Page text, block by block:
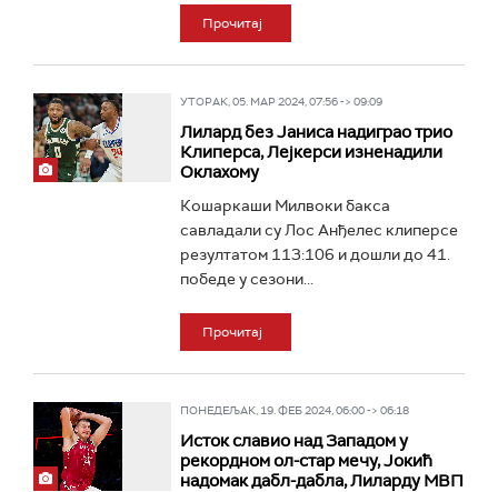
Прочитај
УТОРАК, 05. МАР 2024, 07:56 -> 09:09
Лилард без Јаниса надиграо трио
Клиперса, Лејкерси изненадили
Оклахому
Кошаркаши Милвоки бакса
савладали су Лос Анђелес клиперсе
резултатом 113:106 и дошли до 41.
победе у сезони...
Прочитај
ПОНЕДЕЉАК, 19. ФЕБ 2024, 06:00 -> 06:18
Исток славио над Западом у
рекордном ол-стар мечу, Јокић
надомак дабл-дабла, Лиларду МВП